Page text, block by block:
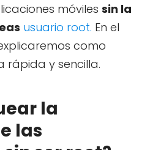
móviles sin la
usuario root. En el
como
rápida y sencilla.
la
las